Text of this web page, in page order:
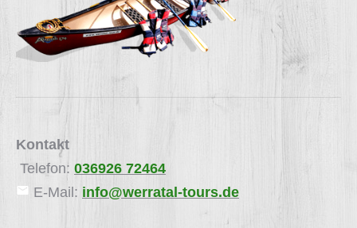
Kontakt
Telefon: 036926 72464
E-Mail: info@werratal-tours.de